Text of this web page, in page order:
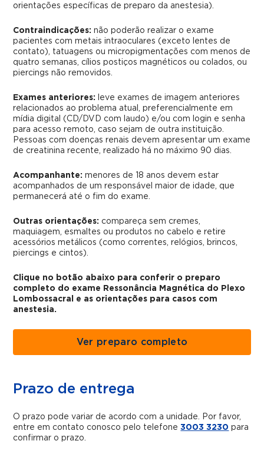
orientações específicas de preparo da anestesia).
Contraindicações:não poderão realizar o exame
pacientes com metais intraoculares (exceto lentes de
contato), tatuagens ou micropigmentações com menos de
quatro semanas, cílios postiços magnéticos ou colados, ou
piercings não removidos.
Exames anteriores:
leve exames de imagem anteriores
relacionados ao problema atual, preferencialmente em
mídia digital (CD/DVD com laudo) e/ou com login e senha
para acesso remoto, caso sejam de outra instituição.
Pessoas com doenças renais devem apresentar um exame
de creatinina recente, realizado há no máximo 90 dias.
Acompanhante: menores de 18 anos devem estar
acompanhados de um responsável maior de idade, que
permanecerá até o fim do exame.
Outras orientações: compareça sem cremes,
maquiagem, esmaltes ou produtos no cabelo e retire
acessórios metálicos (como correntes, relógios, brincos,
piercings e cintos).
Clique no botão abaixo para conferir o preparo
completo do exame Ressonância Magnética do Plexo
Lombossacral e as orientações para casos com
anestesia.
Ver preparo completo
Prazo de entrega
O prazo pode variar de acordo com a unidade. Por favor,
entre em contato conosco pelo telefone3003 3230 para
confirmar o prazo.